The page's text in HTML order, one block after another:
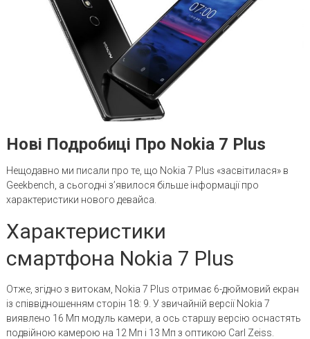
Нові Подробиці Про Nokia 7 Plus
Нещодавно ми писали про те, що Nokia 7 Plus «засвітилася» в
Geekbench, а сьогодні з’явилося більше інформації про
характеристики нового девайса.
Характеристики
смартфона Nokia 7 Plus
Отже, згідно з витокам, Nokia 7 Plus отримає 6-дюймовий екран
із співвідношенням сторін 18: 9. У звичайній версії Nokia 7
виявлено 16 Мп модуль камери, а ось старшу версію оснастять
подвійною камерою на 12 Мп і 13 Мп з оптикою Carl Zeiss.